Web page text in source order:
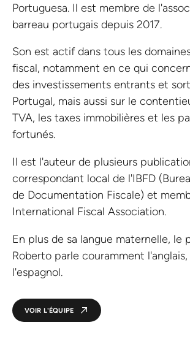
Portuguesa. Il est membre de
barreau portugais depuis 2017.
Son est actif dans tous les
fiscal, notamment en ce qui
des investissements entrants et
Portugal, mais aussi sur le
TVA, les taxes immobilières et les
fortunés.
Il est l'auteur de plusieurs
correspondant local de l'IBFD
de Documentation Fiscale) et
International Fiscal Association.
En plus de sa langue maternelle, le
Roberto parle couramment
l'espagnol.
VOIR L'ÉQUIPE